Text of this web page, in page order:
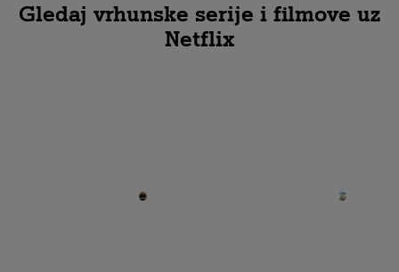
Gledaj vrhunske serije i filmove uz
Netflix